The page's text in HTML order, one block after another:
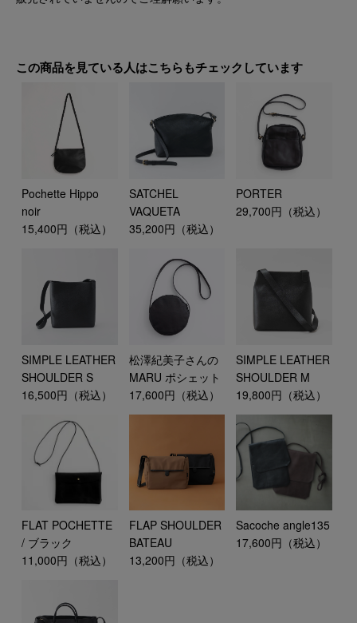
この商品を見ている人はこちらもチェックしています
Pochette Hippo
noir
15,400円（税込）
SATCHEL
VAQUETA
35,200円（税込）
PORTER
29,700円（税込）
SIMPLE LEATHER
SHOULDER S
16,500円（税込）
松澤紀美子さんの
MARU ポシェット
17,600円（税込）
SIMPLE LEATHER
SHOULDER M
19,800円（税込）
FLAT POCHETTE
/ ブラック
11,000円（税込）
FLAP SHOULDER
BATEAU
13,200円（税込）
Sacoche angle135
17,600円（税込）